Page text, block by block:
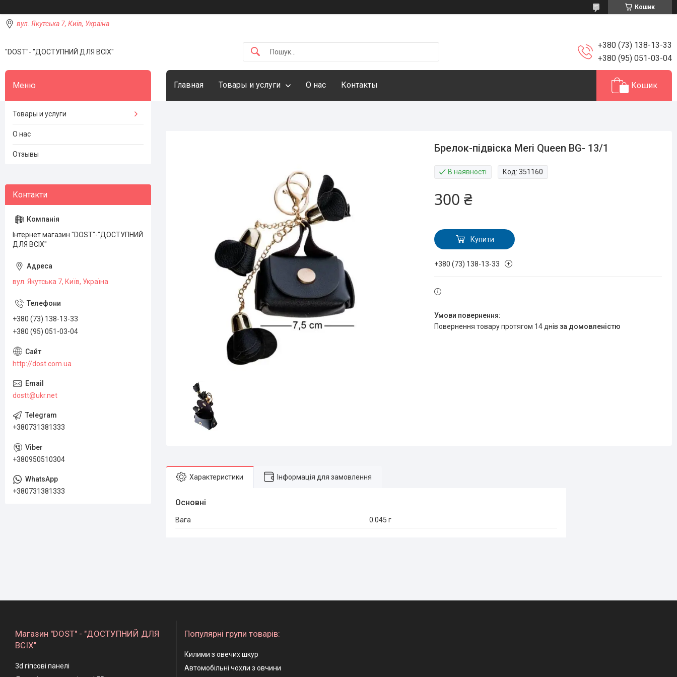
Кошик
вул. Якутська 7, Київ, Україна
"DOST"- "ДОСТУПНИЙ ДЛЯ ВСІХ"
+380 (73) 138-13-33
+380 (95) 051-03-04
Главная Товары и услуги О нас Контакты Кошик
Брелок-підвіска Meri Queen BG- 13/1
В наявності Код:351160
300 ₴
Купити
+380 (73) 138-13-33
повернення товару протягом 14 днів за домовленістю
Характеристики Інформація для замовлення
Основні
Вага 0.045 г
Товары и услуги
О нас
Отзывы
Інтернет магазин "DOST"-"ДОСТУПНИЙ
ДЛЯ ВСІХ"
вул. Якутська 7, Київ, Україна
+380 (73) 138-13-33
+380 (95) 051-03-04
http://dost.com.ua
dostt@ukr.net
+380731381333
+380950510304
+380731381333
Магазин "DOST" - "ДОСТУПНИЙ ДЛЯ
ВСІХ"
3d гіпсові панелі
Популярні групи товарів:
Килими з овечих шкур
Автомобільні чохли з овчини